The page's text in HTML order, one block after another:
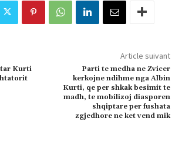
Kurti
Article suivant
Parti te medha ne Zvicer
kerkojne ndihme nga Albin
Kurti, qe per shkak besimit te
madh, te mobilizoj diasporen
shqiptare per fushata
zgjedhore ne ket vend mik